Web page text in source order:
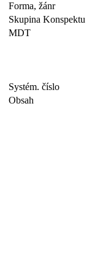
Forma, žánr
Skupina Konspektu
MDT
Systém. číslo
Obsah